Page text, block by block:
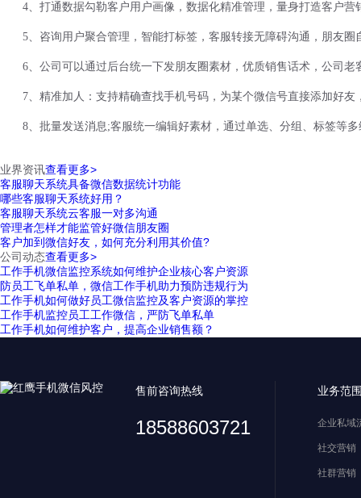
4、打通数据勾勒客户用户画像，数据化精准管理，量身打造客户营
5、咨询用户聚合管理，智能打标签，客服转接无障碍沟通，朋友圈
6、公司可以通过后台统一下发朋友圈素材，优质销售话术，公司
7、精准加人：支持精确查找手机号码，为某个微信号直接添加好友
8、批量发送消息;客服统一编辑好素材，通过单选、分组、标签等
业界资讯查看更多>
客服聊天系统具备微信数据统计功能
哪些客服聊天系统好用？
客服聊天系统云客服一对多沟通
管理者怎样才能监管好微信朋友圈
客户加到微信好友，如何充分利用其价值?
公司动态查看更多>
工作手机微信监控系统如何维护企业核心客户资源
防员工飞单私单，微信工作手机助力预防违规行为
工作手机如何做好员工微信监控及客户资源的掌控
工作手机监控员工工作微信，严防飞单私单
工作手机如何维护客户，提高企业销售额？
售前咨询热线
18588603721
业务范
企业私域
社交营销
社群营销